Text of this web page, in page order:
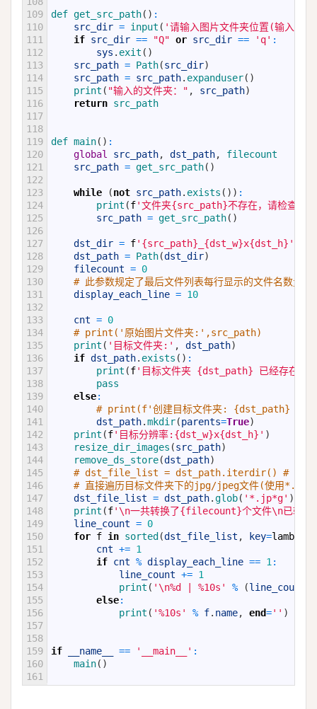
109
110
111
112
113
114
115
116
117
118
119
120
121
122
123
124
125
126
127
128
129
130
131
132
133
134
135
136
137
138
139
140
141
142
143
144
145
146
147
148
149
150
151
152
153
154
155
156
157
158
159
160
161
def get_src_path( ) :
src_dir = input ( '请输入图片文件夹位置(输入Q
if src_dir == "Q" or src_dir == 'q' :
sys . exit ( )
src_path = Path(src_dir)
src_path = src_path. expanduser( )
print ( "输入的文件夹：" , src_path)
return src_path
def main( ) :
global
src_path, dst_path,
filecount
src_path = get_src_path( )
while (not src_path. exists ( ) ) :
print (f'文件夹{src_path}不存在，请检查输
src_path = get_src_path( )
dst_dir = f'{src_path}_{dst_w}x{dst_h}'
dst_path = Path(dst_dir)
filecount = 0
# 此参数规定了最后文件列表每行显示的文件名数量。
display_each_line = 10
cnt = 0
# print('原始图片文件夹:',src_path)
print ( '目标文件夹:' , dst_path)
if dst_path. exists ( ) :
print (f'目标文件夹 {dst_path} 已经存在
pass
else:
# print(f'创建目标文件夹: {dst_path} ')
dst_path.mkdir(parents=True)
print (f'目标分辨率:{dst_w}x{dst_h}' )
resize_dir_images (src_path)
remove_ds_store(dst_path)
# dst_file_list = dst_path.iterdir() #
# 直接遍历目标文件夹下的jpg/jpeg文件(使用*.jp*g
dst_file_list = dst_path.glob( '*.jp*g' )
print (f'\n一共转换了{filecount}个文件\n已转换
line_count = 0
for f in sorted (dst_file_list , key=lambda
cnt += 1
if cnt % display_each_line == 1 :
line_count += 1
print ( '\n%d | %10s' % (line_count
else:
print ( '%10s' % f. name, end='' )
if __name__ == '__main__' :
main( )